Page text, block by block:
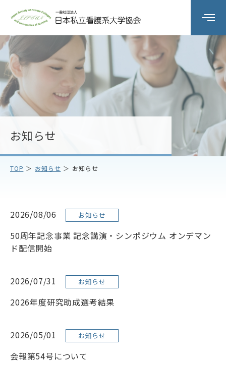
組織の概要
委員会活動
会員校情報
アクセス プライバシーポリシー
リンク
サイトマップ
会員専用ページ
お知らせ
TOP お知らせ お知らせ
2026/08/06 お知らせ
50周年記念事業 記念講演・シンポジウム オンデマン
ド配信開始
2026/07/31 お知らせ
2026年度研究助成選考結果
2026/05/01 お知らせ
会報第54号について